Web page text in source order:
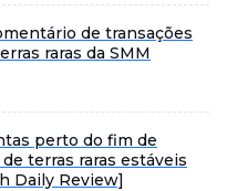
de transações
raras da SMM
perto do fim de
terras raras estáveis
Daily Review]